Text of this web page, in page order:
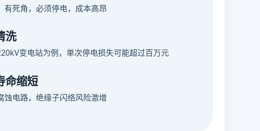
有死角，必须停电，成本高昂
洗
变电站为例，单次停电损失可能超过百万元
命缩短
蚀电路，绝缘子闪络风险激增